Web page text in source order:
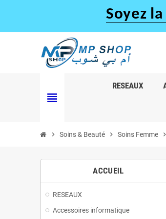
Soyez
view_headline
RESEAUX
chevron_right Soins & Beauté chevron_right Soins Femme chevron_right
ACCUEIL
RESEAUX
Accessoires informatique